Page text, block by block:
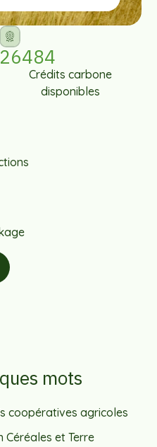
Crédits carbone
disponibles
26484
mots
coopératives agricoles
Céréales et Terre